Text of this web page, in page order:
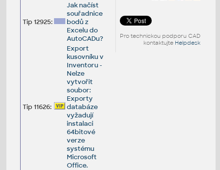
Pro technickou podporu CAD
kontaktujte Helpdesk
Tip 12925:
Jak načíst
souřadnice
bodů z
Excelu do
AutoCADu?
Tip 11626:
Export
kusovníku v
Inventoru -
Nelze
vytvořit
soubor:
Exporty
databáze
vyžadují
instalaci
64bitové
verze
systému
Microsoft
Office.